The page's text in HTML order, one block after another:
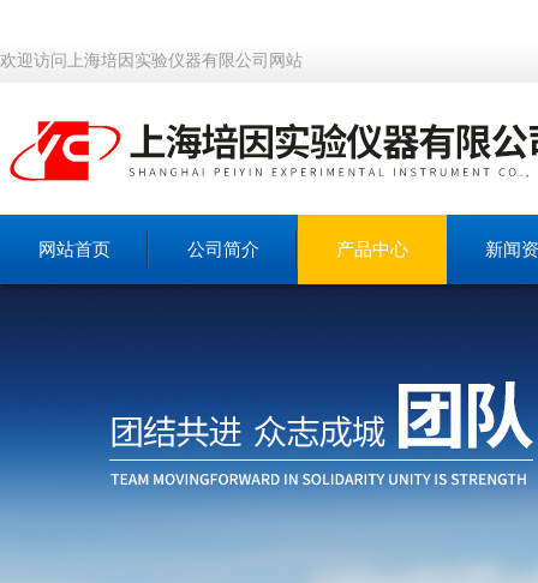
欢迎访问上海培因实验仪器有限公司网站
网站首页 公司简介 产品中心 新闻